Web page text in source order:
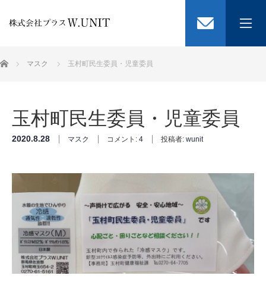
選ばれる3つの理由
ブログ
会社概要
ホーム マスク 玉村町民生委員・児童委員
玉村町民生委員・児童委員
2020.8.28 マスク コメント: 4 投稿者: wunit